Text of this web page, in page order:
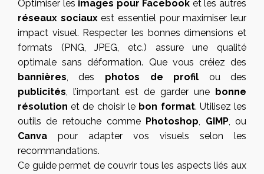
Optimiser les images pour Facebook et les autres
réseaux sociauxest essentiel pour maximiser leur
impact visuel. Respecter les bonnes dimensions et
formats (PNG, JPEG, etc.) assure une qualité
optimale sans déformation. Que vous créiez des
bannières, des photos de profil ou des
publicités, l’important est de garder une
bonne
résolution et de choisir le bon format. Utilisez les
outils de retouche comme Photoshop, GIMP, ou
Canvapour adapter vos visuels selon les
recommandations.
Ce guide permet de couvrir tous les aspects liés aux